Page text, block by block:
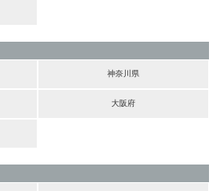
神奈川県
大阪府